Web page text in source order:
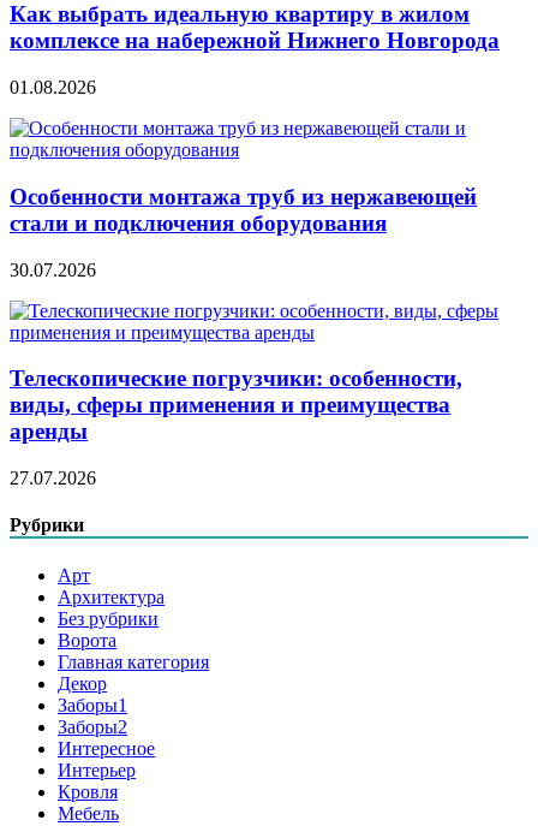
Как выбрать идеальную квартиру в жилом
комплексе на набережной Нижнего Новгорода
01.08.2026
Особенности монтажа труб из нержавеющей
стали и подключения оборудования
30.07.2026
Телескопические погрузчики: особенности,
виды, сферы применения и преимущества
аренды
27.07.2026
Рубрики
Арт
Архитектура
Без рубрики
Ворота
Главная категория
Декор
Заборы1
Заборы2
Интересное
Интерьер
Кровля
Мебель